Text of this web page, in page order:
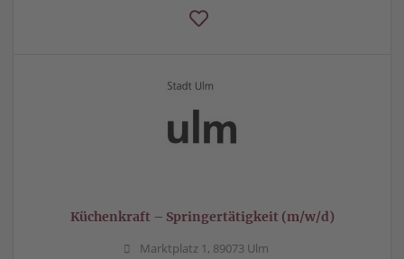
Küchenkraft – Springertätigkeit (m/w/d)
Marktplatz 1, 89073 Ulm